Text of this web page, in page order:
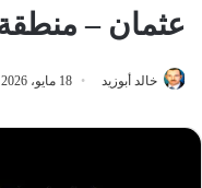
عثمان – منطقة
خالد أبوزيد 18 مايو، 2026